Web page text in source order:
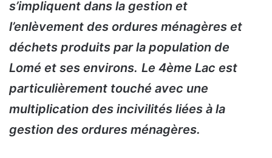
s’impliquent dans la gestion et
l’enlèvement des ordures ménagères et
déchets produits par la population de
Lomé et ses environs. Le 4ème Lac est
particulièrement touché avec une
multiplication des incivilités liées à la
gestion des ordures ménagères.